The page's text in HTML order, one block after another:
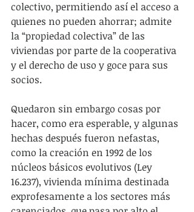
colectivo, permitiendo así el acceso a
quienes no pueden ahorrar; admite
la “propiedad colectiva” de las
viviendas por parte de la cooperativa
y el derecho de uso y goce para sus
socios.
Quedaron sin embargo cosas por
hacer, como era esperable, y algunas
hechas después fueron nefastas,
como la creación en 1992 de los
núcleos básicos evolutivos (Ley
16.237), vivienda mínima destinada
exprofesamente a los sectores más